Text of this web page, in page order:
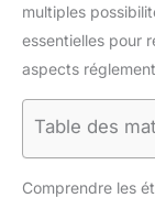
multiples
essentielles pour
aspects
Table des
Comprendre les